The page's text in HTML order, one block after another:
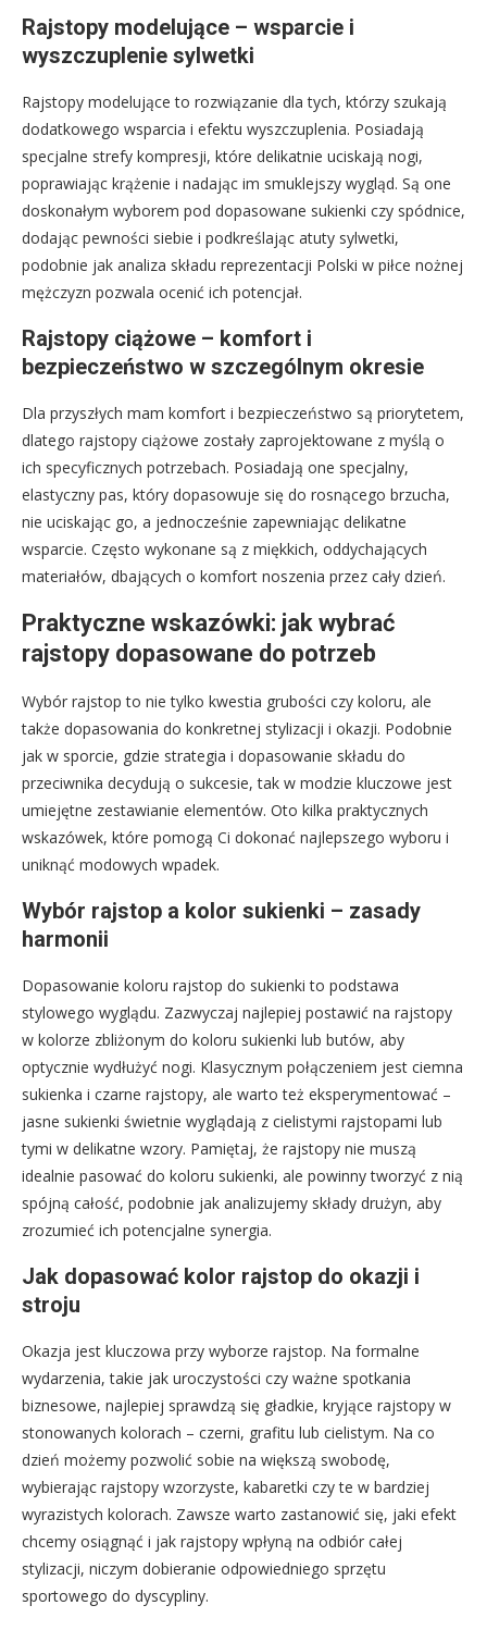
Rajstopy modelujące – wsparcie i
wyszczuplenie sylwetki
Rajstopy modelujące to rozwiązanie dla tych, którzy szukają
dodatkowego wsparcia i efektu wyszczuplenia. Posiadają
specjalne strefy kompresji, które delikatnie uciskają nogi,
poprawiając krążenie i nadając im smuklejszy wygląd. Są one
doskonałym wyborem pod dopasowane sukienki czy spódnice,
dodając pewności siebie i podkreślając atuty sylwetki,
podobnie jak analiza składu reprezentacji Polski w piłce nożnej
mężczyzn pozwala ocenić ich potencjał.
Rajstopy ciążowe – komfort i
bezpieczeństwo w szczególnym okresie
Dla przyszłych mam komfort i bezpieczeństwo są priorytetem,
dlatego rajstopy ciążowe zostały zaprojektowane z myślą o
ich specyficznych potrzebach. Posiadają one specjalny,
elastyczny pas, który dopasowuje się do rosnącego brzucha,
nie uciskając go, a jednocześnie zapewniając delikatne
wsparcie. Często wykonane są z miękkich, oddychających
materiałów, dbających o komfort noszenia przez cały dzień.
Praktyczne wskazówki: jak wybrać
rajstopy dopasowane do potrzeb
Wybór rajstop to nie tylko kwestia grubości czy koloru, ale
także dopasowania do konkretnej stylizacji i okazji. Podobnie
jak w sporcie, gdzie strategia i dopasowanie składu do
przeciwnika decydują o sukcesie, tak w modzie kluczowe jest
umiejętne zestawianie elementów. Oto kilka praktycznych
wskazówek, które pomogą Ci dokonać najlepszego wyboru i
uniknąć modowych wpadek.
Wybór rajstop a kolor sukienki – zasady
harmonii
Dopasowanie koloru rajstop do sukienki to podstawa
stylowego wyglądu. Zazwyczaj najlepiej postawić na rajstopy
w kolorze zbliżonym do koloru sukienki lub butów, aby
optycznie wydłużyć nogi. Klasycznym połączeniem jest ciemna
sukienka i czarne rajstopy, ale warto też eksperymentować –
jasne sukienki świetnie wyglądają z cielistymi rajstopami lub
tymi w delikatne wzory. Pamiętaj, że rajstopy nie muszą
idealnie pasować do koloru sukienki, ale powinny tworzyć z nią
spójną całość, podobnie jak analizujemy składy drużyn, aby
zrozumieć ich potencjalne synergia.
Jak dopasować kolor rajstop do okazji i
stroju
Okazja jest kluczowa przy wyborze rajstop. Na formalne
wydarzenia, takie jak uroczystości czy ważne spotkania
biznesowe, najlepiej sprawdzą się gładkie, kryjące rajstopy w
stonowanych kolorach – czerni, grafitu lub cielistym. Na co
dzień możemy pozwolić sobie na większą swobodę,
wybierając rajstopy wzorzyste, kabaretki czy te w bardziej
wyrazistych kolorach. Zawsze warto zastanowić się, jaki efekt
chcemy osiągnąć i jak rajstopy wpłyną na odbiór całej
stylizacji, niczym dobieranie odpowiedniego sprzętu
sportowego do dyscypliny.